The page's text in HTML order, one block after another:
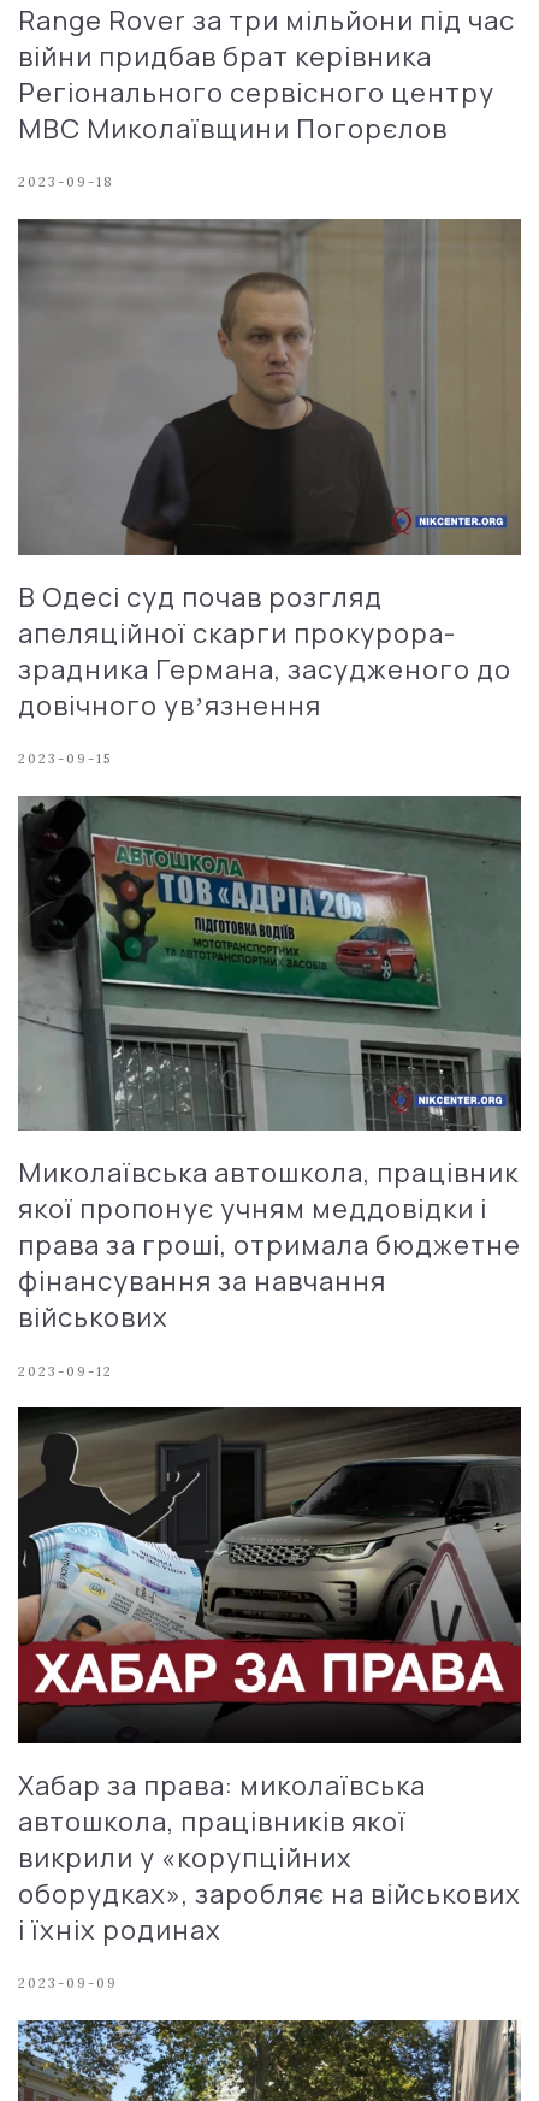
Range Rover за три мільйони під час
війни придбав брат керівника
Регіонального сервісного центру
МВС Миколаївщини Погорєлов
2023-09-18
В Одесі суд почав розгляд
апеляційної скарги прокурора-
зрадника Германа, засудженого до
довічного увʼязнення
2023-09-15
Миколаївська автошкола, працівник
якої пропонує учням меддовідки і
права за гроші, отримала бюджетне
фінансування за навчання
військових
2023-09-12
Хабар за права: миколаївська
автошкола, працівників якої
викрили у «корупційних
оборудках», заробляє на військових
і їхніх родинах
2023-09-09